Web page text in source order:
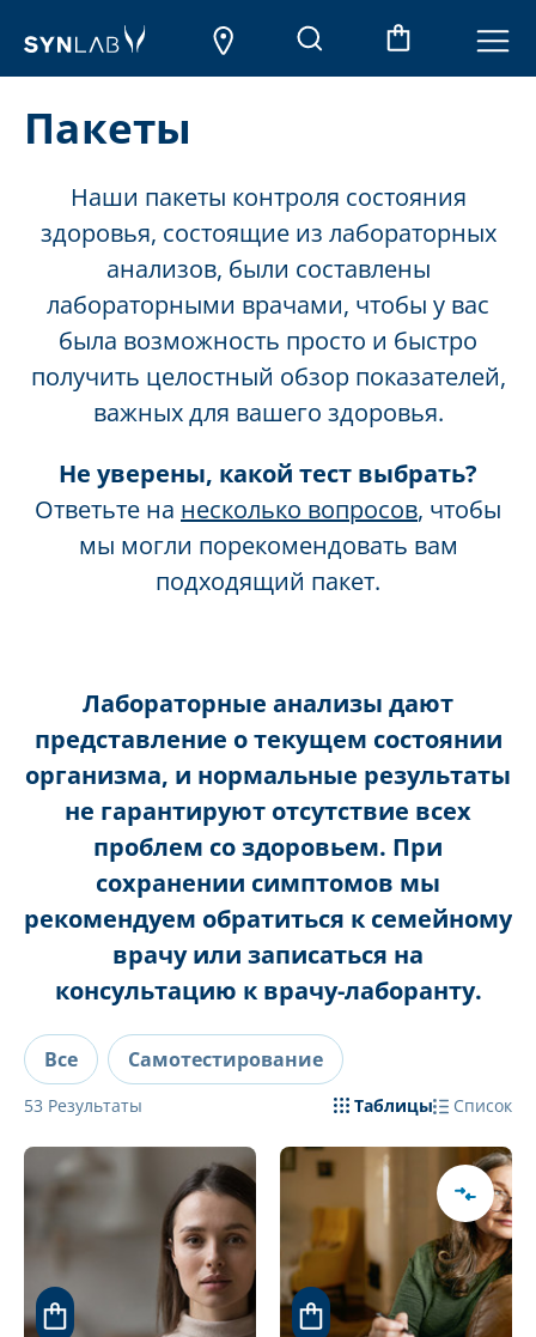
Пакеты
Наши пакеты контроля состояния
здоровья, состоящие из лабораторных
анализов, были составлены
лабораторными врачами, чтобы у вас
была возможность просто и быстро
получить целостный обзор показателей,
важных для вашего здоровья.
Не уверены, какой тест выбрать?
Ответьте на несколько вопросов, чтобы
мы могли порекомендовать вам
подходящий пакет.
Лабораторные анализы дают
представление о текущем состоянии
организма, и нормальные результаты
не гарантируют отсутствие всех
проблем со здоровьем. При
сохранении симптомов мы
рекомендуем обратиться к семейному
врачу или записаться на
консультацию к врачу-лаборанту.
Все Самотестирование
53 Результаты Таблицы Список